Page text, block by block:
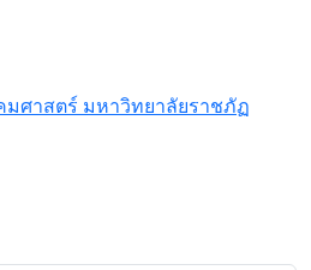
ศาสตร์ มหาวิทยาลัยราชภัฏ